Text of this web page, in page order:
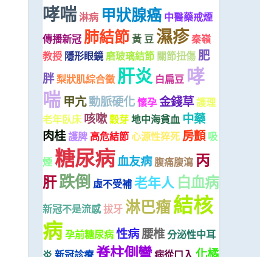
哮喘淋病 甲狀腺癌 中醫藥戒煙
傳播新冠 肺結節黃 豆 濕疹秦嶺
教授 隱形眼鏡磨玻璃結節 關節扭傷 肥
胖梨狀肌綜合徵 肝炎 白扁豆 哮
喘 甲亢動脈硬化懷孕金錢草護理
老年臥床 咳嗽穀芽地中海貧血 中藥
肉桂護脾 高危結節心源性猝死 房顫 吸
煙 糖尿病血友病 腹痛腹瀉 丙
肝跌倒 虛不受補老年人 白血病
新冠不是流感拔牙 淋巴瘤結核
病孕前糖尿病性病腰椎分泌性中耳
脊柱側彎